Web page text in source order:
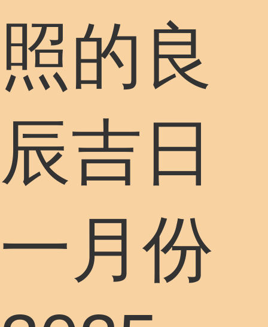
照的良
辰吉日
一月份